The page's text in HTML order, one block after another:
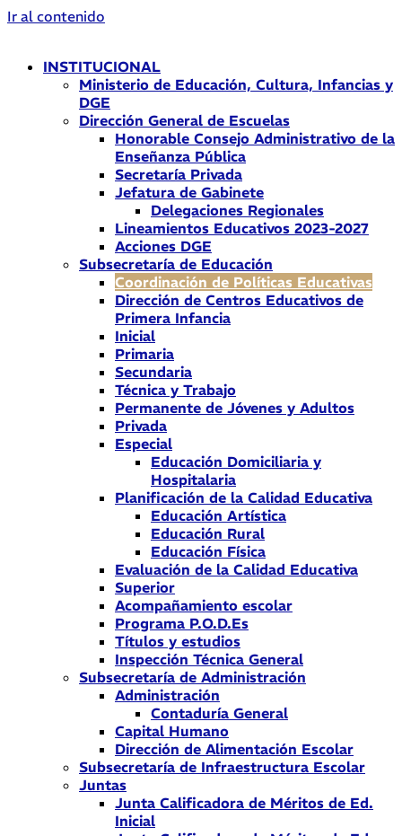
Ir al contenido
INSTITUCIONAL
Ministerio de Educación, Cultura, Infancias y
DGE
Dirección General de Escuelas
Honorable Consejo Administrativo de la
Enseñanza Pública
Secretaría Privada
Jefatura de Gabinete
Delegaciones Regionales
Lineamientos Educativos 2023-2027
Acciones DGE
Subsecretaría de Educación
Coordinación de Políticas Educativas
Dirección de Centros Educativos de
Primera Infancia
Inicial
Primaria
Secundaria
Técnica y Trabajo
Permanente de Jóvenes y Adultos
Privada
Especial
Educación Domiciliaria y
Hospitalaria
Planificación de la Calidad Educativa
Educación Artística
Educación Rural
Educación Física
Evaluación de la Calidad Educativa
Superior
Acompañamiento escolar
Programa P.O.D.Es
Títulos y estudios
Inspección Técnica General
Subsecretaría de Administración
Administración
Contaduría General
Capital Humano
Dirección de Alimentación Escolar
Subsecretaría de Infraestructura Escolar
Juntas
Junta Calificadora de Méritos de Ed.
Inicial